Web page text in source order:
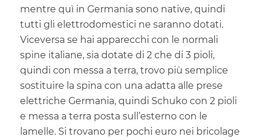
mentre quì in Germania sono native, quindi
tutti gli elettrodomestici ne saranno dotati.
Viceversa se hai apparecchi con le normali
spine italiane, sia dotate di 2 che di 3 pioli,
quindi con messa a terra, trovo più semplice
sostituire la spina con una adatta alle prese
elettriche Germania, quindi Schuko con 2 pioli
e messa a terra posta sull’esterno con le
lamelle. Si trovano per pochi euro nei bricolage